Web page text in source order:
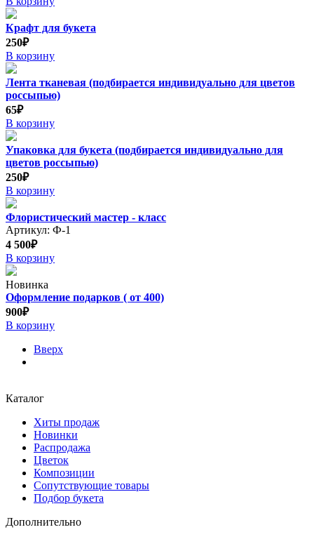
Крафт для букета
250₽
В корзину
Лента тканевая (подбирается индивидуально для цветов
россыпью)
65₽
В корзину
Упаковка для букета (подбирается индивидуально для
цветов россыпью)
250₽
В корзину
Флористический мастер - класс
Артикул: Ф-1
4 500₽
В корзину
Новинка
Оформление подарков ( от 400)
900₽
В корзину
Вверх
Каталог
Хиты продаж
Новинки
Распродажа
Цветок
Композиции
Сопутствующие товары
Подбор букета
Дополнительно